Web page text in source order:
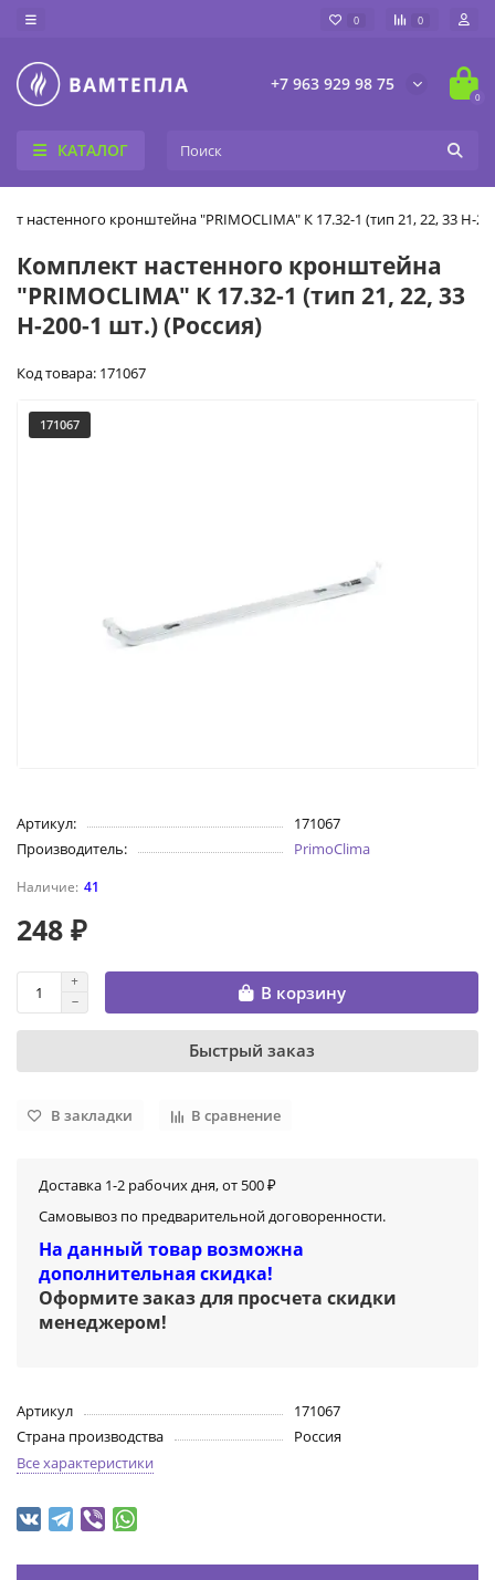
0 0
+7 963 929 98 75
0
КАТАЛОГ
настенного кронштейна "PRIMOCLIMA" К 17.32-1 (тип 21, 22, 33 H-
Комплект настенного кронштейна
"PRIMOCLIMA" К 17.32-1 (тип 21, 22, 33
H-200-1 шт.) (Россия)
Код товара: 171067
171067
Артикул:
171067
Производитель:
PrimoClima
41
248 ₽
В корзину
Быстрый заказ
В закладки В сравнение
Доставка 1-2 рабочих дня, от 500 ₽
Самовывоз по предварительной договоренности.
На данный товар возможна
дополнительная скидка!
Оформите заказ для просчета скидки
менеджером!
Артикул
171067
Страна производства
Россия
Все характеристики